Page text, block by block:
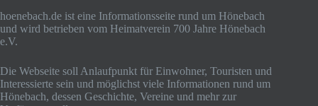
hoenebach.de ist eine Informationsseite rund um Hönebach
und wird betrieben vom Heimatverein 700 Jahre Hönebach
e.V.
Die Webseite soll Anlaufpunkt für Einwohner, Touristen und
Interessierte sein und möglichst viele Informationen rund um
Hönebach, dessen Geschichte, Vereine und mehr zur